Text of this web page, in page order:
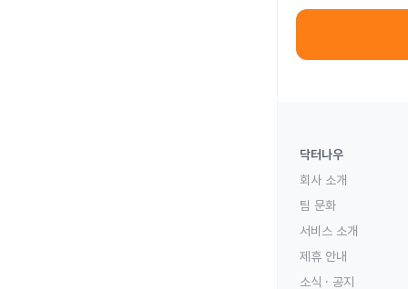
닥터나우
회사 소개
팀 문화
서비스 소개
제휴 안내
소식 · 공지